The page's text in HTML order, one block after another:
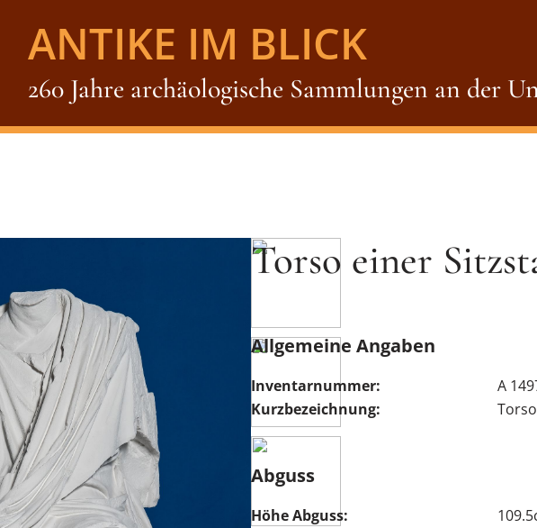
ANTIKE IM BLICK
260 Jahre archäologische Sammlungen an der
Torso einer
Allgemeine Angaben
Inventarnummer:
A
Kurzbezeichnung:
Abguss
Höhe Abguss: